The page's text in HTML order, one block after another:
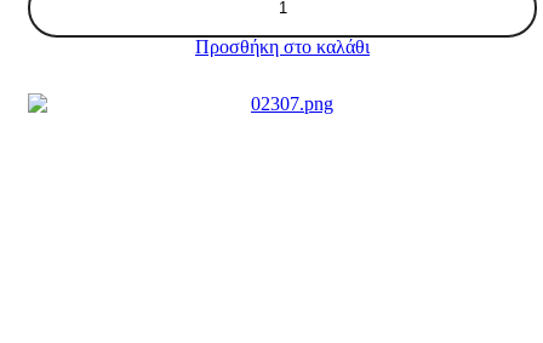
Family
Herbal
Οδοντόκρεμα
ποσότητα
Προσθήκη στο καλάθι